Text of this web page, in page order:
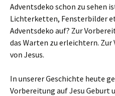
Adventsdeko schon zu sehen
Lichterketten, Fensterbilder
Adventsdeko auf? Zur
das Warten zu erleichtern.
von Jesus.
In unserer Geschichte heute
Vorbereitung auf Jesu Geburt